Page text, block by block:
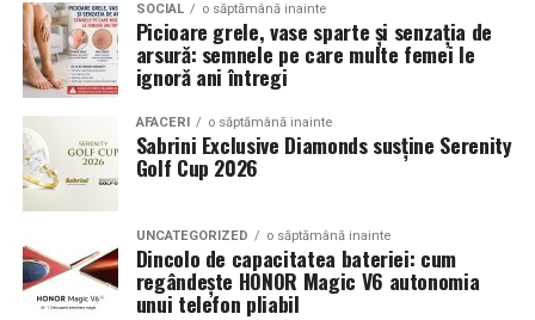
SOCIAL o săptămână inainte
Picioare grele, vase sparte și senzația de
arsură: semnele pe care multe femei le
ignoră ani întregi
AFACERI o săptămână inainte
Sabrini Exclusive Diamonds susține Serenity
Golf Cup 2026
UNCATEGORIZED o săptămână inainte
Dincolo de capacitatea bateriei: cum
regândește HONOR Magic V6 autonomia
unui telefon pliabil